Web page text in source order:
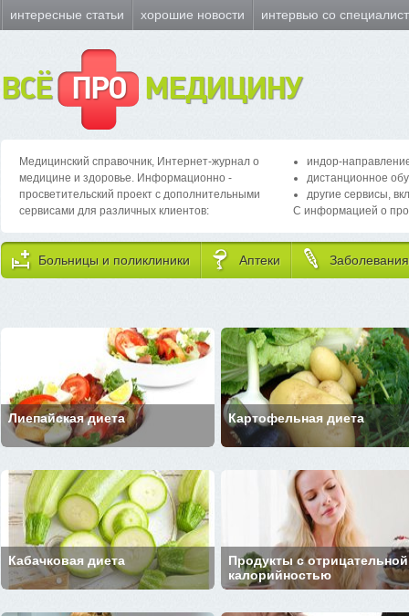
интересные статьи хорошие новости интервью со
ВСЁ ПРО МЕДИЦИНУ
Медицинский справочник, Интернет-журнал о
медицине и здоровье. Информационно -
просветительский проект с дополнительными
сервисами для различных клиентов:
индор-
дистанционное
другие сервисы,
С информацией о
Больницы и поликлиники Аптеки Заболевания
Лиепайская диета Картофельная диета
Кабачковая диета
Продукты с отрицательной
калорийностью